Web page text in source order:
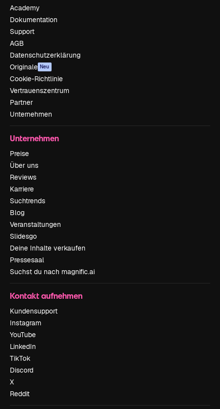
Academy
Dokumentation
Support
AGB
Datenschutzerklärung
Originale Neu
Cookie-Richtlinie
Vertrauenszentrum
Partner
Unternehmen
Unternehmen
Preise
Über uns
Reviews
Karriere
Suchtrends
Blog
Veranstaltungen
Slidesgo
Deine Inhalte verkaufen
Pressesaal
Suchst du nach magnific.ai
Kontakt aufnehmen
Kundensupport
Instagram
YouTube
LinkedIn
TikTok
Discord
X
Reddit